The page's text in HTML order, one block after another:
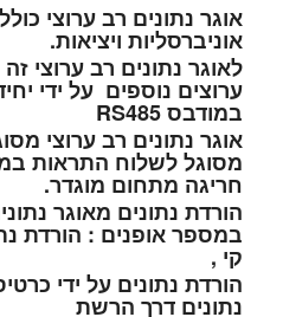
אוגר נתונים רב ערוצי
אוניברסליות ויציאות.
ערוצים נוספים על ידי
במודבס RS485
מסוגל לשלוח התראות
חריגה מתחום מוגדר.
הורדת נתונים מאוגר
במספר אופנים : הורדת
קי ,
נתונים דרך הרשת